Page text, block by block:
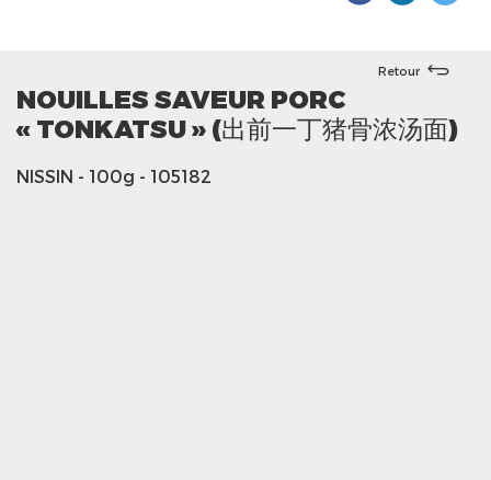
Retour
NOUILLES SAVEUR PORC
« TONKATSU » (出前一丁猪骨浓汤面)
NISSIN - 100g - 105182